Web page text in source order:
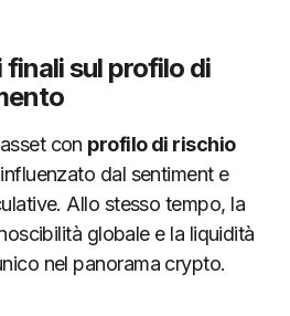
sul profilo di
con profilo di rischio
dal sentiment e
Allo stesso tempo, la
globale e la liquidità
nel panorama crypto.